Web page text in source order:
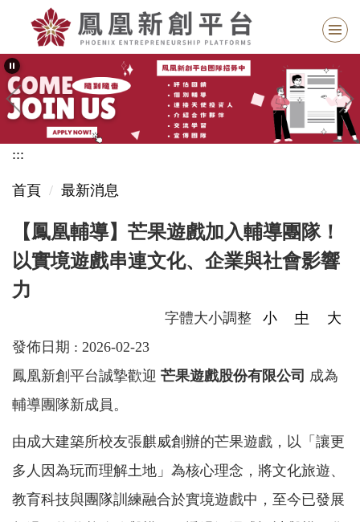
主
要
內
容
區
:::
首頁 最新消息
【鳳凰輔導】芒果遊戲加入輔導團隊！
以實境遊戲串連文化、企業與社會影響
力
字體大小調整 小 中
大
發佈日期 : 2026-02-23
鳳凰新創平台誠摯歡迎 芒果遊戲股份有限公司 成為
輔導團隊新成員。
由成大建築所校友張麒威創辦的芒果遊戲，以「讓更
多人因為玩而理解土地」為核心理念，將文化旅遊、
教育科技與團隊訓練融合於實境遊戲中，至今已發展